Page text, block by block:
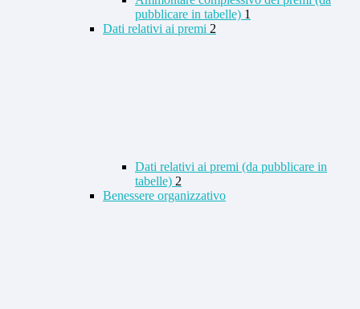
pubblicare in tabelle) 1
Dati relativi ai premi 2
Dati relativi ai premi (da pubblicare in
tabelle) 2
Benessere organizzativo